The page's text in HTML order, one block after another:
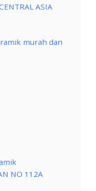
ASIA
murah dan
NO 112A